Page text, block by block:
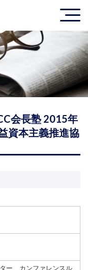
会長塾 2015年
資本主義推進協
ー カンファレンスル